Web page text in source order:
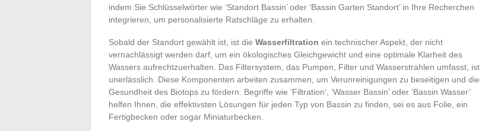
indem Sie Schlüsselwörter wie ‘Standort Bassin’ oder ‘Bassin Garten Standort’ in Ihre Recherchen
integrieren, um personalisierte Ratschläge zu erhalten.
Sobald der Standort gewählt ist, ist die Wasserfiltration ein technischer Aspekt, der nicht
vernachlässigt werden darf, um ein ökologisches Gleichgewicht und eine optimale Klarheit des
Wassers aufrechtzuerhalten. Das Filtersystem, das Pumpen, Filter und Wasserstrahlen umfasst, ist
unerlässlich. Diese Komponenten arbeiten zusammen, um Verunreinigungen zu beseitigen und die
Gesundheit des Biotops zu fördern. Begriffe wie ‘Filtration’, ‘Wasser Bassin’ oder ‘Bassin Wasser’
helfen Ihnen, die effektivsten Lösungen für jeden Typ von Bassin zu finden, sei es aus Folie, ein
Fertigbecken oder sogar Miniaturbecken.